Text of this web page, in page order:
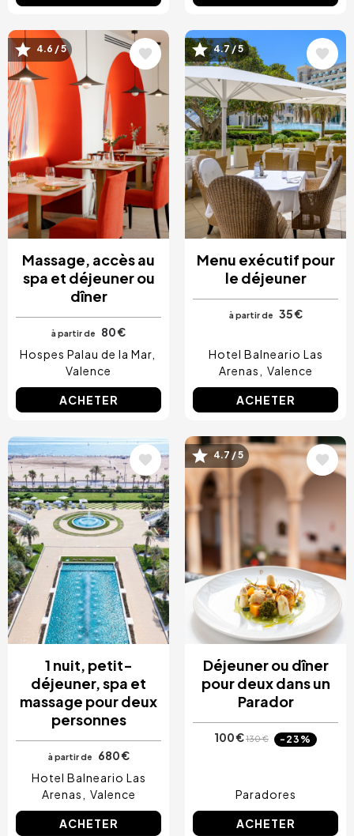
Image
4.6 / 5
Massage, accès au
spa et déjeuner ou
dîner
à partir de
80 €
Hospes Palau de la Mar
Valence
ACHETER
Image
4.7 / 5
Menu exécutif pour
le déjeuner
à partir de 35 €
Hotel Balneario Las
Arenas
Valence
ACHETER
Image
1 nuit, petit-
déjeuner, spa et
massage pour deux
personnes
à partir de
680 €
Hotel Balneario Las
Arenas
Valence
ACHETER
Image
4.7 / 5
Déjeuner ou dîner
pour deux dans un
Parador
100 €130 € -23%
Paradores
ACHETER